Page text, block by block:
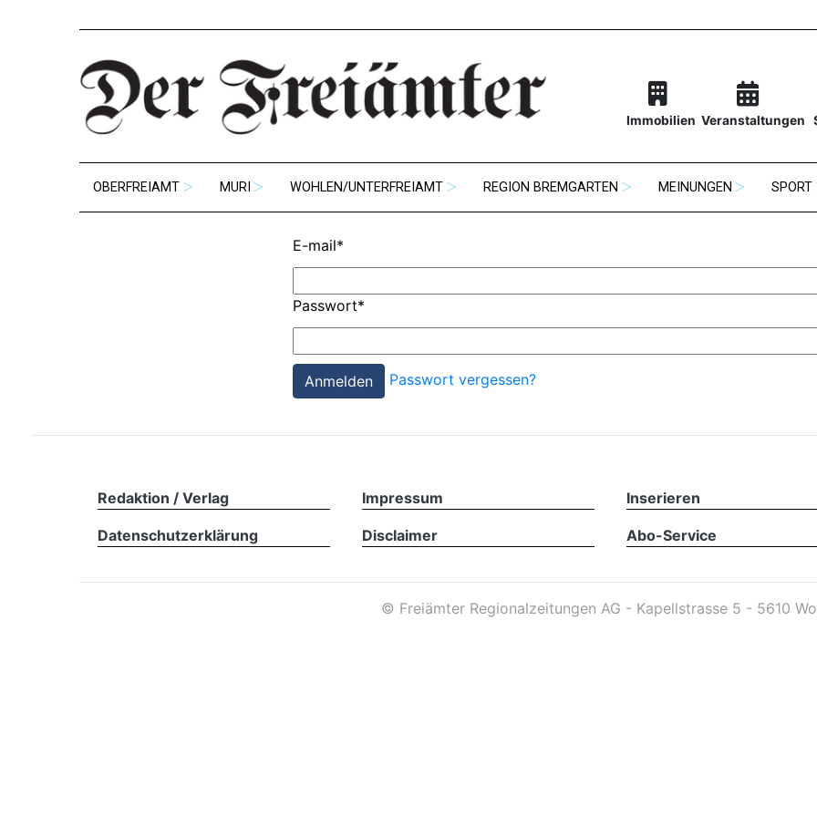
Immobilien Veranstaltungen
OBERFREIAMT MURI WOHLEN/UNTERFREIAMT REGION BREMGARTEN MEINUNGEN SPORT
E-mail*
Passwort*
Passwort vergessen?
Redaktion / Verlag Impressum Inserieren
Datenschutzerklärung Disclaimer Abo-Service
© Freiämter Regionalzeitungen AG - Kapellstrasse 5 - 5610